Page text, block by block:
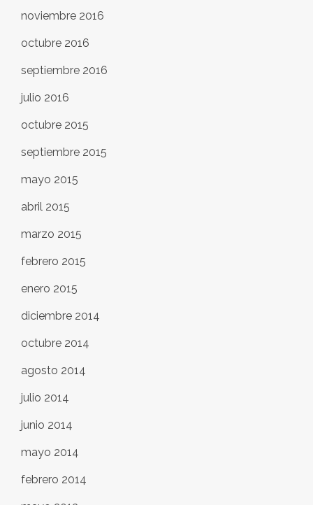
noviembre 2016
octubre 2016
septiembre 2016
julio 2016
octubre 2015
septiembre 2015
mayo 2015
abril 2015
marzo 2015
febrero 2015
enero 2015
diciembre 2014
octubre 2014
agosto 2014
julio 2014
junio 2014
mayo 2014
febrero 2014